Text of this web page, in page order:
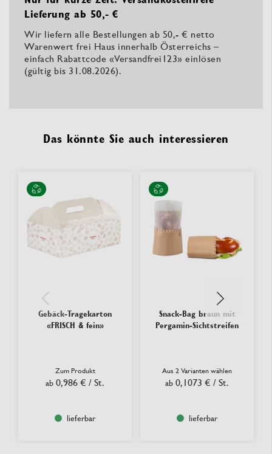
Lieferung ab 50,- €
Wir liefern alle Bestellungen ab 50,- € netto
Warenwert frei Haus innerhalb Österreichs –
einfach Rabattcode «Versandfrei123» einlösen
(gültig bis 31.08.2026).
Das könnte Sie auch interessieren
Gebäck-Tragekarton
«FRISCH & fein»
Zum Produkt
ab 0,986 € / St.
lieferbar
Snack-Bag braun mit
Pergamin-Sichtstreifen
Aus 2 Varianten wählen
ab 0,1073 € / St.
lieferbar